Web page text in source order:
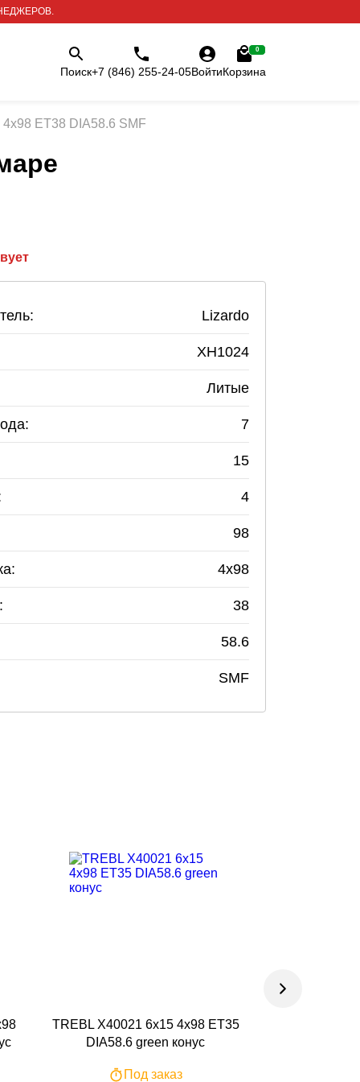
Поиск+7 (846) 255-24-05ВойтиКорзина
0
4x98 ET38 DIA58.6 SMF
Lizardo
XH1024
Литые
7
15
4
98
4x98
38
58.6
SMF
TREBL X40021 6x15 4x98 ET35
DIA58.6 green конус
Под заказ